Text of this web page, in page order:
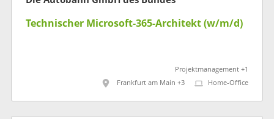
Technischer Microsoft-365-Architekt (w/m/d)
Projektmanagement +1
Frankfurt am Main +3
Home-Office